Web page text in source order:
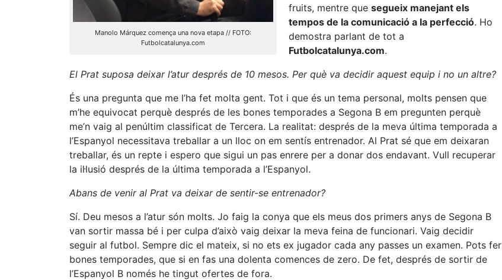
Manolo Márquez comença una nova etapa // FOTO:
Futbolcatalunya.com
fruits, mentre que segueix manejant els
tempos de la comunicació a la perfecció. Ho
demostra parlant de tot a
Futbolcatalunya.com.
El Prat suposa deixar l’atur després de 10 mesos. Per què va decidir aquest equip i no un altre?
És una pregunta que me l’ha fet molta gent. Tot i que és un tema personal, molts pensen que
m’he equivocat perquè després de les bones temporades a Segona B em pregunten perquè
me’n vaig al penúltim classificat de Tercera. La realitat: després de la meva última temporada a
l’Espanyol necessitava treballar a un lloc on em sentís entrenador. Al Prat sé que em deixaran
treballar, és un repte i espero que sigui un pas enrere per a donar dos endavant. Vull recuperar
la il·lusió després de la última temporada a l’Espanyol.
Abans de venir al Prat va deixar de sentir-se entrenador?
Sí. Deu mesos a l’atur són molts. Jo faig la conya que els meus dos primers anys de Segona B
van sortir massa bé i per culpa d’això vaig deixar la meva feina de funcionari. Vaig decidir
seguir al futbol. Sempre dic el mateix, si no ets ex jugador cada any passes un examen. Pots fer
bones temporades, que si en fas una dolenta comences de zero. De fet, després de sortir de
l’Espanyol B només he tingut ofertes de fora.
Necessàries
Aquestes
cookies no
funcionament
tècnic de la
web.